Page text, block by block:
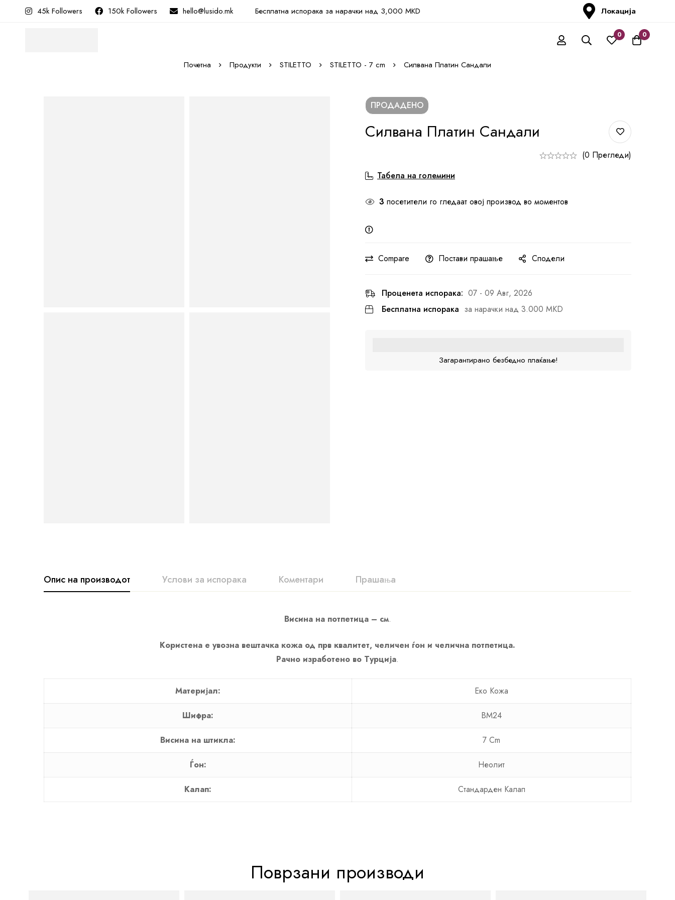
45k Followers 150k Followers hello@lusido.mk Бесплатна испорака за нарачки над 3,000 MKD Локација
0 0
Почетна Продукти STILETTO STILETTO - 7 cm Силвана Платин Сандали
ПРОДАДЕНО
Силвана Платин Сандали
(0 Прегледи)
Табела на големини
3 посетители го гледаат овој производ во моментов
Compare Постави прашање Сподели
Проценета испорака: 07 - 09 Авг, 2026
Бесплатна испорака за нарачки над 3.000 MKD
Загарантирано безбедно плаќање!
Опис на производот Услови за испорака Коментари Прашања
Висина на потпетица – см.
Користена е увозна вештачка кожа од прв квалитет, челичен ѓон и челична потпетица.
Рачно изработено во Турција.
Материјал: Еко Кожа
Шифра: BM24
Висина на штикла: 7 Cm
Ѓон: Неолит
Калап: Стандарден Калап
Поврзани производи